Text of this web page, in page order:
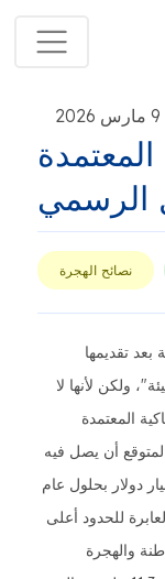
الرسمي
نصائح الهجرة
تقديمها
ولكن لأنها لا
المعتمدة
أن يصل فيه
خدمات اللغة العالمية إلى 81.45 مليار دولار بحلول عام
للحدود أعلى
والهجرة